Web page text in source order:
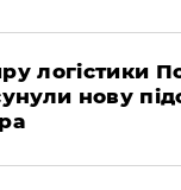
логістики
нову